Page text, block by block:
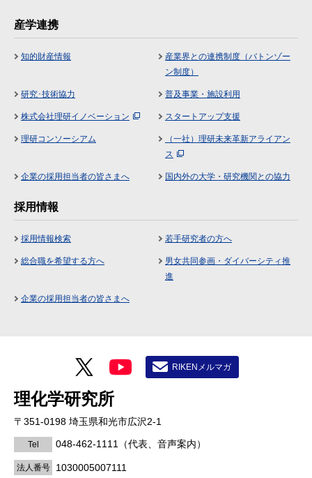
産学連携
知的財産情報
産業界との連携制度（バトンゾー
ン制度）
研究･技術協力 普及事業・施設利用
株式会社理研イノベーション スタートアップ支援
理研コンソーシアム
（一社）理研未来革新アライアン
ス
企業の採用担当者の皆さまへ 国内外の大学・研究機関との協力
採用情報
採用情報検索 若手研究者の方へ
総合職を希望する方へ
男女共同参画・ダイバーシティ推
進
企業の採用担当者の皆さまへ
理化学研究所
〒351-0198 埼玉県和光市広沢2-1
Tel 048-462-1111 （代表、音声案内）
法人番号 1030005007111
RIKENメルマガ